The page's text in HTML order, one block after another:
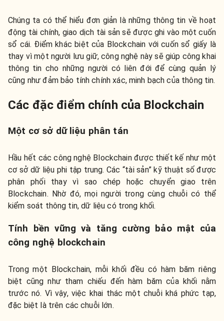
Chúng ta có thể hiểu đơn giản là những thông tin về hoạt
động tài chính, giao dịch tài sản sẽ được ghi vào một cuốn
sổ cái. Điểm khác biệt của Blockchain với cuốn sổ giấy là
thay vì một người lưu giữ, công nghệ này sẽ giúp công khai
thông tin cho những người có liên đới để cùng quản lý
cũng như đảm bảo tính chính xác, minh bạch của thông tin.
Các đặc điểm chính của Blockchain
Một cơ sở dữ liệu phân tán
Hầu hết các công nghệ Blockchain được thiết kế như một
cơ sở dữ liệu phi tập trung. Các “tài sản” kỹ thuật số được
phân phối thay vì sao chép hoặc chuyển giao trên
Blockchain. Nhờ đó, mọi người trong cùng chuỗi có thể
kiểm soát thông tin, dữ liệu có trong khối.
Tính bền vững và tăng cường bảo mật của
công nghệ blockchain
Trong một Blockchain, mỗi khối đều có hàm băm riêng
biệt cũng như tham chiếu đến hàm băm của khối nằm
trước nó. Vì vậy, việc khai thác một chuỗi khá phức tạp,
đặc biệt là trên các chuỗi lớn.